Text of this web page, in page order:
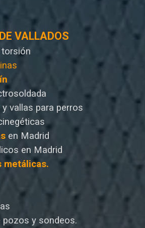
VALLADOS
vallas para perros
en Madrid
en Madrid
metálicas.
pozos y sondeos.